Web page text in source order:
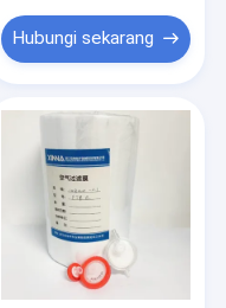
Hubungi sekarang